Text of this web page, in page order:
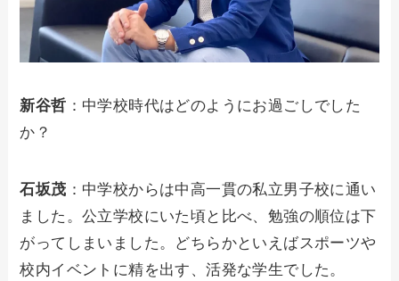
新谷哲 ：中学校時代はどのようにお過ごしでした
か？
石坂茂 ：中学校からは中高一貫の私立男子校に通い
ました。公立学校にいた頃と比べ、勉強の順位は下
がってしまいました。どちらかといえばスポーツや
校内イベントに精を出す、活発な学生でした。